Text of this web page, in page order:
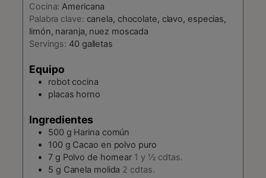
Cocina:Americana
Palabra clave: canela, chocolate, clavo, especias,
limón, naranja, nuez moscada
Servings: 40 galletas
Equipo
robot cocina
placas horno
Ingredientes
500 g Harina común
100 g Cacao en polvo puro
7 g Polvo de hornear 1 y ½ cdtas.
5 g Canela molida 2 cdtas.